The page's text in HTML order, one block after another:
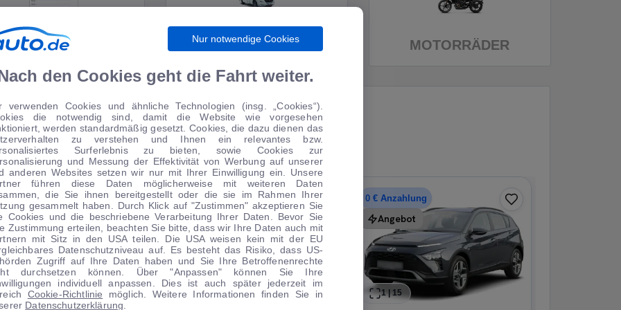
WIRTSCHAFT WOHNMOBILE MOTORRÄDER
TIPPS VOM AUTOMARKT
Anzahlung
1|19
0 € Anzahlung
Angebot
1 |14
0 € Anzahlung
Angebot
1|15
Nur notwendige Cookies
den Cookies geht die Fahrt weiter.
verwenden Cookies und ähnliche Technologien (insg. „Cookies“).
die notwendig sind, damit die Website wie vorgesehen
werden standardmäßig gesetzt. Cookies, die dazu dienen das
zu verstehen und Ihnen ein relevantes bzw.
Surferlebnis zu bieten, sowie Cookies zur
und Messung der Effektivität von Werbung auf unserer
anderen Websites setzen wir nur mit Ihrer Einwilligung ein. Unsere
führen diese Daten möglicherweise mit weiteren Daten
die Sie ihnen bereitgestellt oder die sie im Rahmen Ihrer
gesammelt haben. Durch Klick auf "Zustimmen" akzeptieren Sie
Cookies und die beschriebene Verarbeitung Ihrer Daten. Bevor Sie
Zustimmung erteilen, beachten Sie bitte, dass wir Ihre Daten auch mit
mit Sitz in den USA teilen. Die USA weisen kein mit der EU
Datenschutzniveau auf. Es besteht das Risiko, dass US-
Zugriff auf Ihre Daten haben und Sie Ihre Betroffenenrechte
durchsetzen können. Über "Anpassen" können Sie Ihre
individuell anpassen. Dies ist auch später jederzeit im
Cookie-Richtlinie möglich. Weitere Informationen finden Sie in
Datenschutzerklärung